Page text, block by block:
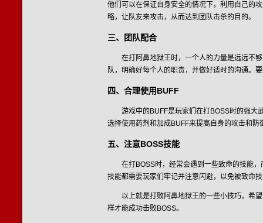
他们可以在保证自身安全的情况下，利用自己的
略，让队友来攻击，从而达到团队击杀的目的。
三、团队配合
在打阿鼻地狱王时，一个人的力量是远远不
队，明确好每个人的职责，并做好适时的沟通。
四、合理使用BUFF
游戏中的BUFF是玩家们在打BOSS时的强大
选择使用药剂和加成BUFF来提高自身的攻击和防
五、注意BOSS技能
在打BOSS时，经常会遇到一些致命的技能
技能都需要玩家们牢记并注意闪避，以免被致命
以上就是打败阿鼻地狱王的一些小技巧，希
样才能成功击败BOSS。